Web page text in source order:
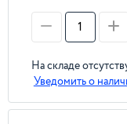
На складе
Уведомить о